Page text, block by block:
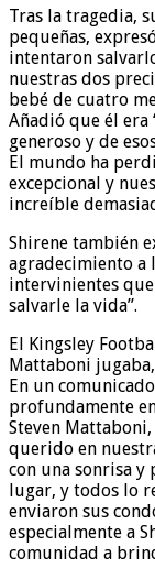
Tras la tragedia,
pequeñas,
intentaron
nuestras dos
bebé de cuatro
Añadió que él
generoso y de
El mundo ha
excepcional y
increíble
Shirene también
agradecimiento a
intervinientes
salvarle la vida”.
El Kingsley
Mattaboni jugaba,
En un
profundamente
Steven
querido en
con una sonrisa
lugar, y todos lo
enviaron sus
especialmente a
comunidad a